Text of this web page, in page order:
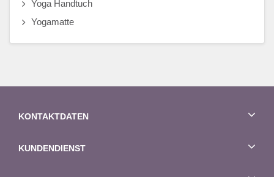
Yoga Handtuch
Yogamatte
KONTAKTDATEN
KUNDENDIENST